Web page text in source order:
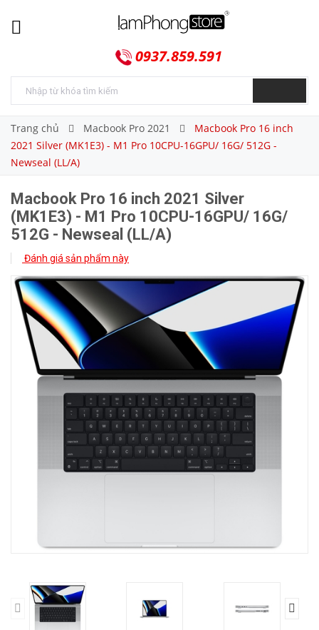
0937.859.591
Trang chủ Macbook Pro 2021
Macbook Pro 16 inch
2021 Silver (MK1E3) - M1 Pro 10CPU-16GPU/ 16G/ 512G -
Newseal (LL/A)
Macbook Pro 16 inch 2021 Silver
(MK1E3) - M1 Pro 10CPU-16GPU/ 16G/
512G - Newseal (LL/A)
Đánh giá sản phẩm này